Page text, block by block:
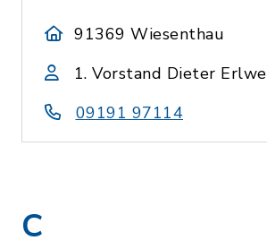
91369 Wiesenthau
1. Vorstand Dieter
09191 97114
C